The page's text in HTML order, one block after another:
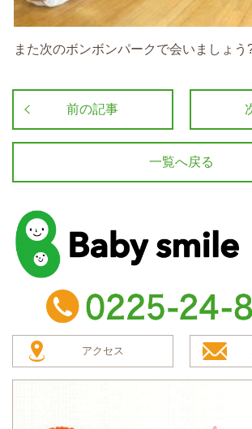
また次のボンボンパークで会いましょう
前の記事
一覧へ戻る
baby smile
TEL：0225-24-8304
アクセス